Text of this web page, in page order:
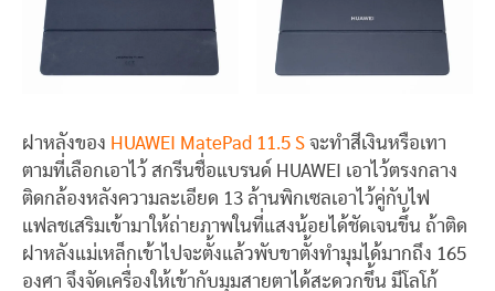
ฝาหลังของ HUAWEI MatePad 11.5 S จะทำสีเงินหรือเทา
ตามที่เลือกเอาไว้ สกรีนชื่อแบรนด์ HUAWEI เอาไว้ตรงกลาง
ติดกล้องหลังความละเอียด 13 ล้านพิกเซลเอาไว้คู่กับไฟ
แฟลชเสริมเข้ามาให้ถ่ายภาพในที่แสงน้อยได้ชัดเจนขึ้น ถ้าติด
ฝาหลังแม่เหล็กเข้าไปจะตั้งแล้วพับขาตั้งทำมุมได้มากถึง 165
องศา จึงจัดเครื่องให้เข้ากับมุมสายตาได้สะดวกขึ้น มีโลโก้